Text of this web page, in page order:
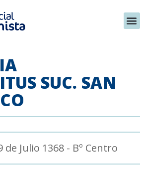
SUC. SAN
de Julio 1368 - Bº Centro